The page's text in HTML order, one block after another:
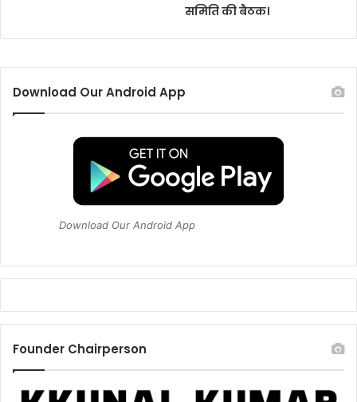
ढ़े
समिति की बैठक।
Download Our Android App
Download Our Android App
Founder Chairperson